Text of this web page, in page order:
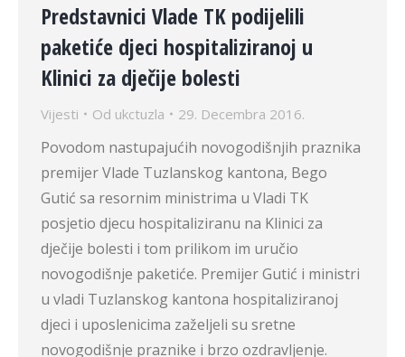
Predstavnici Vlade TK podijelili
paketiće djeci hospitaliziranoj u
Klinici za dječije bolesti
Vijesti Od ukctuzla 29. Decembra 2016.
Povodom nastupajućih novogodišnjih praznika
premijer Vlade Tuzlanskog kantona, Bego
Gutić sa resornim ministrima u Vladi TK
posjetio djecu hospitaliziranu na Klinici za
dječije bolesti i tom prilikom im uručio
novogodišnje paketiće. Premijer Gutić i ministri
u vladi Tuzlanskog kantona hospitaliziranoj
djeci i uposlenicima zaželjeli su sretne
novogodišnje praznike i brzo ozdravljenje.